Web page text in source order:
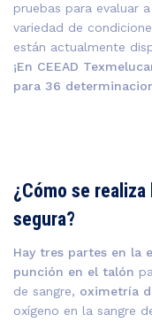
pruebas para evaluar
variedad de
están actualmente
¡En CEEAD
para 36
¿Cómo se realiza
segura?
Hay tres partes en la
punción en el talón
de sangre, oximetría
oxígeno en la sangre